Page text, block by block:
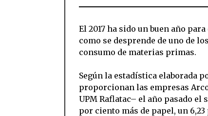
El 2017 ha sido un buen año
como se desprende de uno de
consumo de materias primas.
Según la estadística elaborada
proporcionan las empresas
UPM Raflatac– el año pasado el
por ciento más de papel, un